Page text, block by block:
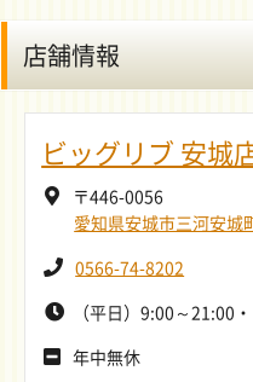
店舗情報
ビッグリブ 安城
〒446-0056
愛知県安城市三河安城
0566-74-8202
（平日）9:00～21:00
年中無休